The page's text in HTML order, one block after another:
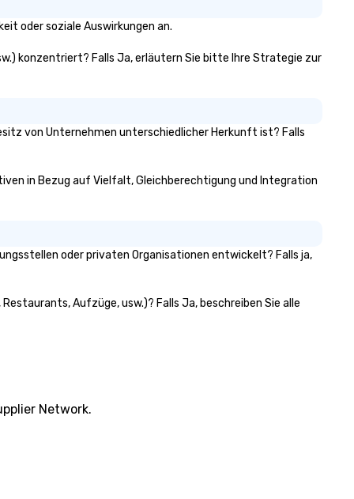
oder soziale Auswirkungen an.
konzentriert? Falls Ja, erläutern Sie bitte Ihre Strategie zur
von Unternehmen unterschiedlicher Herkunft ist? Falls
in Bezug auf Vielfalt, Gleichberechtigung und Integration
oder privaten Organisationen entwickelt? Falls ja,
Aufzüge, usw.)? Falls Ja, beschreiben Sie alle
Network.